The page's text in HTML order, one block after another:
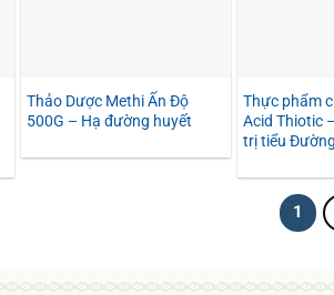
Thảo Dược Methi Ấn Độ
500G – Hạ đường huyết
Thực phẩm
Acid Thiotic
trị tiểu Đường
1